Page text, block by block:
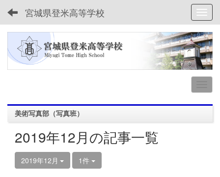
宮城県登米高等学校
美術写真部（写真班）
2019年12月の記事一覧
2019年12月 1件